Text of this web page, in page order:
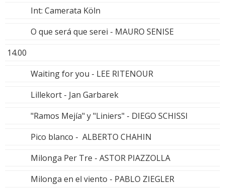
Int: Camerata Köln
O que será que serei - MAURO SENISE
14.00
Waiting for you - LEE RITENOUR
Lillekort - Jan Garbarek
"Ramos Mejía" y "Liniers" - DIEGO SCHISSI
Pico blanco - ALBERTO CHAHIN
Milonga Per Tre - ASTOR PIAZZOLLA
Milonga en el viento - PABLO ZIEGLER